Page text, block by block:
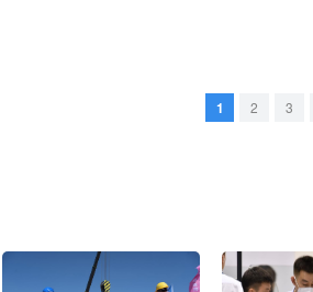
1 2 3